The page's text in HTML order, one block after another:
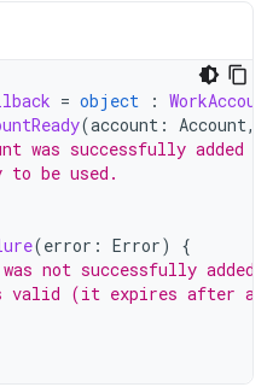
= object :
(account : Account,
was successfully added
be used.
(error : Error)
{
not successfully
valid (it expires after a